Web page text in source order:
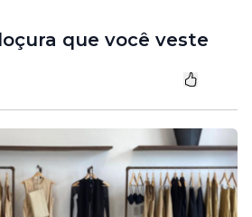
que você veste